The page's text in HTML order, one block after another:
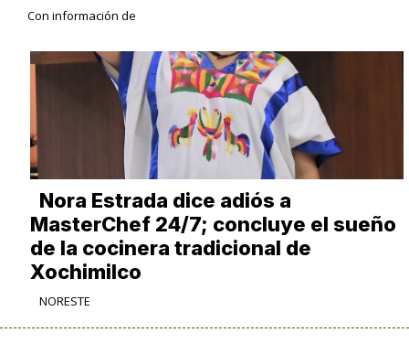
Con información de
Nora Estrada dice adiós a
MasterChef 24/7; concluye el sueño
de la cocinera tradicional de
Xochimilco
NORESTE